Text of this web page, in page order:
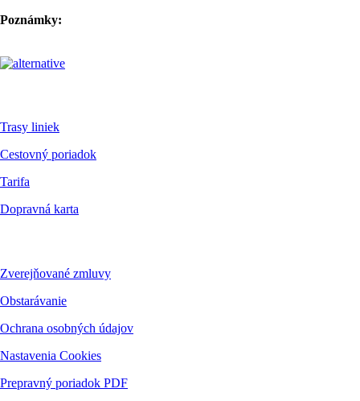
Poznámky:
Trasy liniek
Cestovný poriadok
Tarifa
Dopravná karta
Zverejňované zmluvy
Obstarávanie
Ochrana osobných údajov
Nastavenia Cookies
Prepravný poriadok PDF